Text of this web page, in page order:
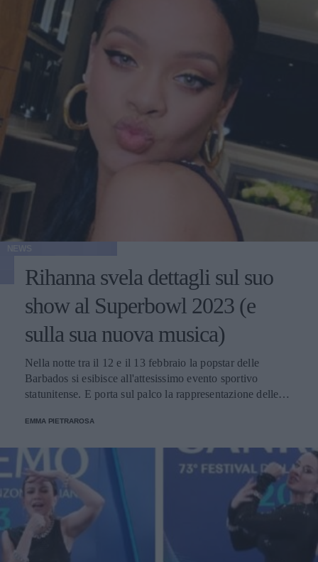
Rihanna svela dettagli sul suo
show al Superbowl 2023 (e
sulla sua nuova musica)
Nella notte tra il 12 e il 13 febbraio la popstar delle
Barbados si esibisce all'attesissimo evento sportivo
statunitense. E porta sul palco la rappresentazione delle
EMMA PIETRAROSA